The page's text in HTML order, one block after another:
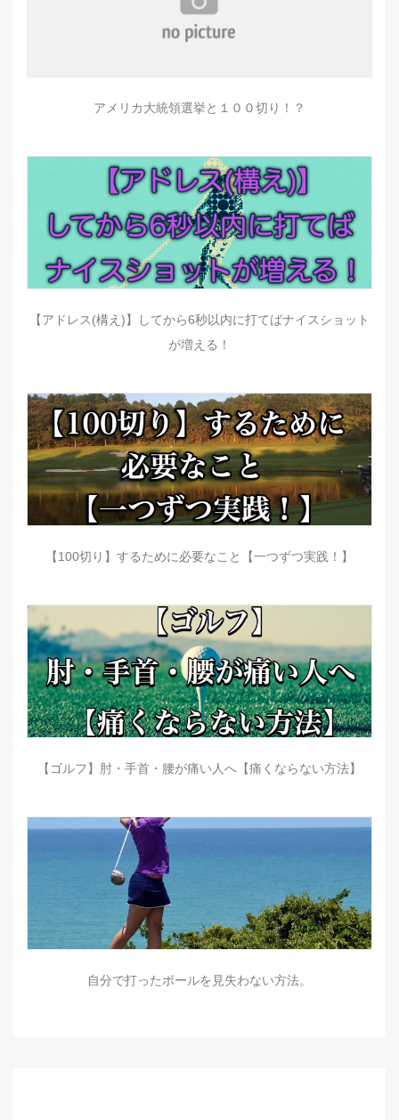
アメリカ大統領選挙と１００切り！？
【アドレス(構え)】してから6秒以内に打てばナイスショット
が増える！
【100切り】するために必要なこと【一つずつ実践！】
【ゴルフ】肘・手首・腰が痛い人へ【痛くならない方法】
自分で打ったボールを見失わない方法。